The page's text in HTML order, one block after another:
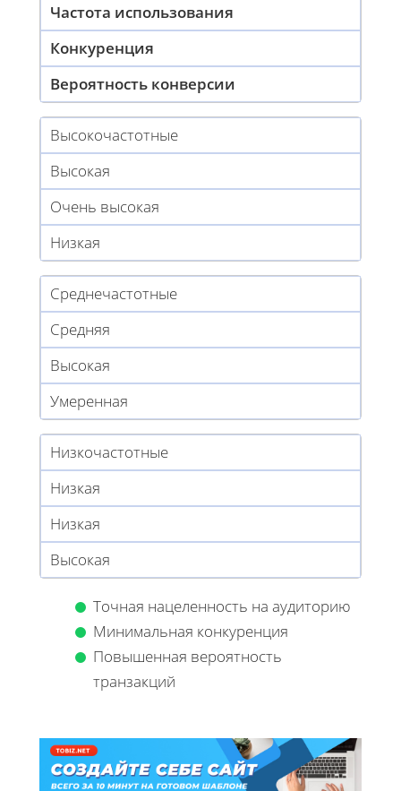
Частота использования
Конкуренция
Вероятность конверсии
Высокочастотные
Высокая
Очень высокая
Низкая
Среднечастотные
Средняя
Высокая
Умеренная
Низкочастотные
Низкая
Низкая
Высокая
Точная нацеленность на аудиторию
Минимальная конкуренция
Повышенная вероятность
транзакций